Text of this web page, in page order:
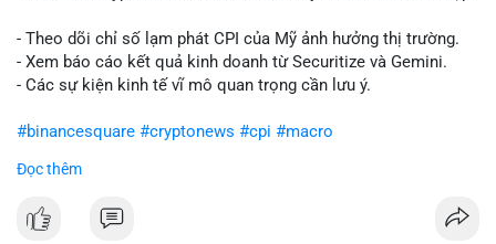
- Theo dõi chỉ số lạm phát CPI của Mỹ ảnh hưởng thị trường.
- Xem báo cáo kết quả kinh doanh từ Securitize và Gemini.
- Các sự kiện kinh tế vĩ mô quan trọng cần lưu ý.
#binancesquare #cryptonews #cpi #macro
$btc $eth
#vlikevn #titanbot
Đọc thêm